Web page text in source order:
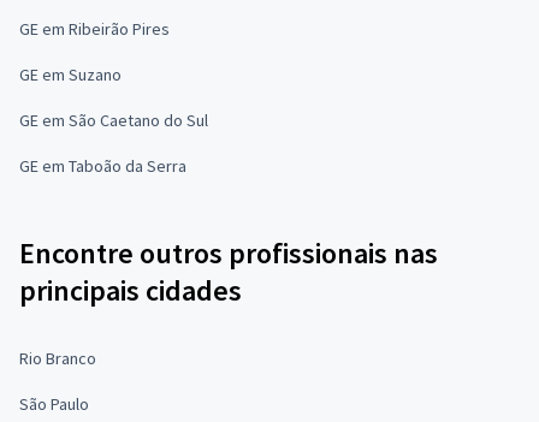
GE em Ribeirão Pires
GE em Suzano
GE em São Caetano do Sul
GE em Taboão da Serra
Encontre outros profissionais nas
principais cidades
Rio Branco
São Paulo